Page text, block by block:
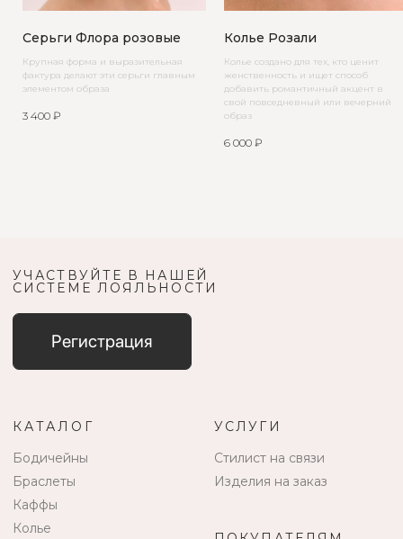
Серьги Флора розовые
Крупная форма и выразительная
фактура делают эти серьги главным
элементом образа
3 400 ₽
Колье Розали
Колье создано для тех, кто ценит
женственность и ищет способ
добавить романтичный акцент в
свой повседневный или вечерний
образ
6 000 ₽